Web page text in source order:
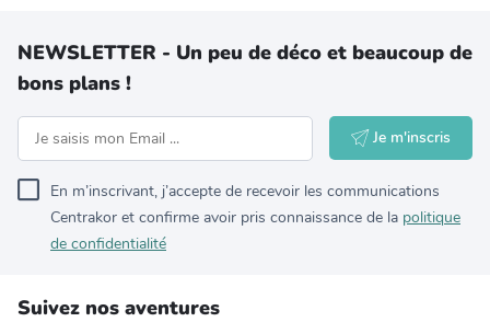
NEWSLETTER - Un peu de déco et beaucoup de
bons plans !
Je m'inscris
En m’inscrivant, j’accepte de recevoir les communications
Centrakor et confirme avoir pris connaissance de la politique
de confidentialité
Suivez nos aventures